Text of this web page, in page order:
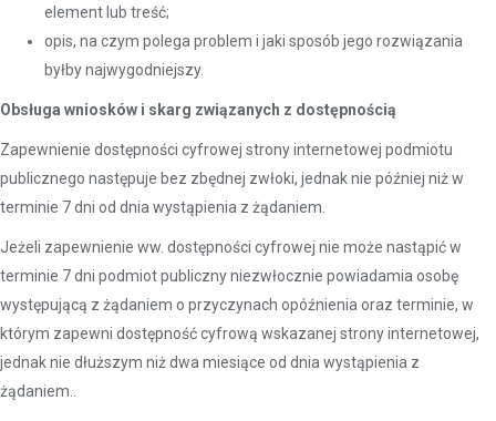
element lub treść;
opis, na czym polega problem i jaki sposób jego rozwiązania
byłby najwygodniejszy.
Obsługa wniosków i skarg związanych z dostępnością
Zapewnienie dostępności cyfrowej strony internetowej podmiotu
publicznego następuje bez zbędnej zwłoki, jednak nie później niż w
terminie 7 dni od dnia wystąpienia z żądaniem.
Jeżeli zapewnienie ww. dostępności cyfrowej nie może nastąpić w
terminie 7 dni podmiot publiczny niezwłocznie powiadamia osobę
występującą z żądaniem o przyczynach opóźnienia oraz terminie, w
którym zapewni dostępność cyfrową wskazanej strony internetowej,
jednak nie dłuższym niż dwa miesiące od dnia wystąpienia z
żądaniem..